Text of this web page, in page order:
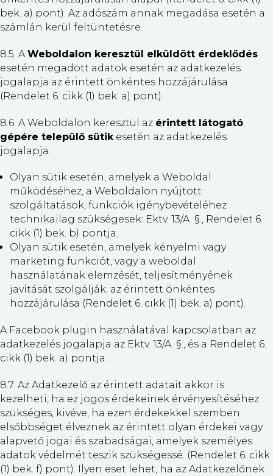
bek. a) pont). Az adószám annak megadása esetén a
számlán kerül feltüntetésre.
8.5. A Weboldalon keresztül elküldött érdeklődés
esetén megadott adatok esetén az adatkezelés
jogalapja az érintett önkéntes hozzájárulása
(Rendelet 6. cikk (1) bek. a) pont).
8.6. A Weboldalon keresztül az érintett látogató
gépére települő sütik esetén az adatkezelés
jogalapja:
Olyan sütik esetén, amelyek a Weboldal
működéséhez, a Weboldalon nyújtott
szolgáltatások, funkciók igénybevételéhez
technikailag szükségesek: Ektv. 13/A. §., Rendelet 6.
cikk (1) bek. b) pontja.
Olyan sütik esetén, amelyek kényelmi vagy
marketing funkciót, vagy a weboldal
használatának elemzését, teljesítményének
javítását szolgálják: az érintett önkéntes
hozzájárulása (Rendelet 6. cikk (1) bek. a) pont).
A Facebook plugin használatával kapcsolatban az
adatkezelés jogalapja az Ektv. 13/A. §., és a Rendelet 6.
cikk (1) bek. a) pontja.
8.7. Az Adatkezelő az érintett adatait akkor is
kezelheti, ha ez jogos érdekeinek érvényesítéséhez
szükséges, kivéve, ha ezen érdekekkel szemben
elsőbbséget élveznek az érintett olyan érdekei vagy
alapvető jogai és szabadságai, amelyek személyes
adatok védelmét teszik szükségessé. (Rendelet 6. cikk
(1) bek. f) pont). Ilyen eset lehet, ha az Adatkezelőnek